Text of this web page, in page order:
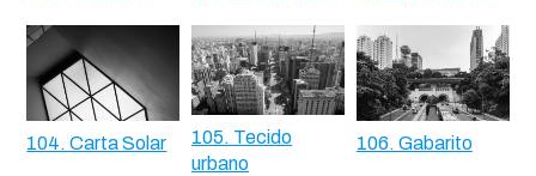
104. Carta Solar
105. Tecido
urbano
106. Gabarito